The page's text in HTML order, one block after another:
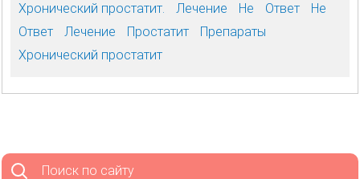
Хронический простатит.
Лечение Не Ответ
Не
Ответ
Лечение Простатит
Препараты
Хронический простатит
Поиск по сайту